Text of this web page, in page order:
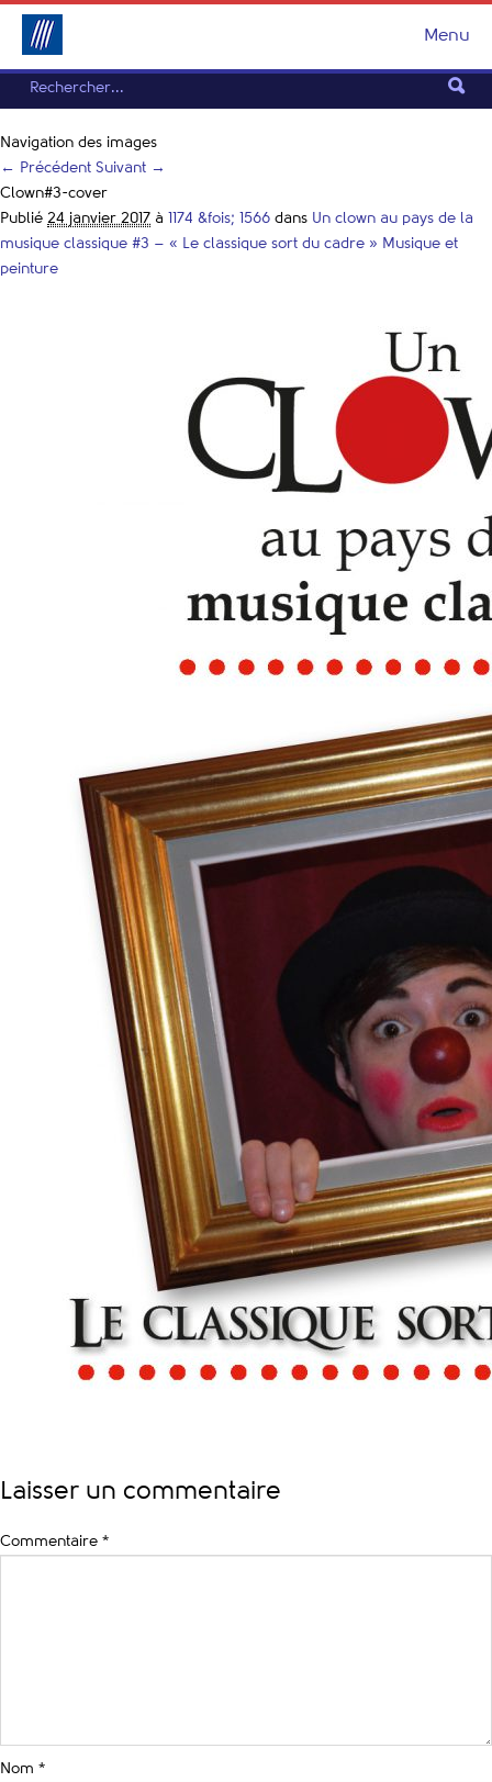
Menu
Navigation des images
← Précédent Suivant →
Clown#3-cover
Publié 24 janvier 2017 à 1174 &fois; 1566 dans Un clown au pays de la
musique classique #3 – « Le classique sort du cadre » Musique et
peinture
Laisser un commentaire
Commentaire *
Nom *